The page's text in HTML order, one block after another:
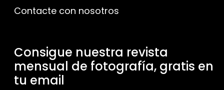
Contacte con nosotros
Consigue nuestra revista
mensual de fotografía, gratis en
tu email